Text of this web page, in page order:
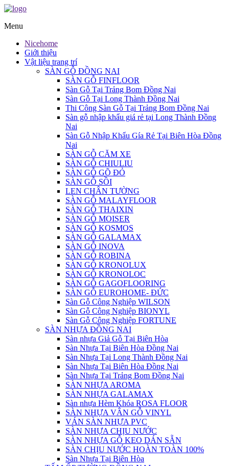
Menu
Nicehome
Giới thiệu
Vật liệu trang trí
SÀN GỖ ĐỒNG NAI
SÀN GỖ FINFLOOR
Sàn Gỗ Tại Trảng Bom Đồng Nai
Sàn Gỗ Tại Long Thành Đồng Nai
Thi Công Sàn Gỗ Tại Trảng Bom Đồng Nai
Sàn gỗ nhập khẩu giá rẻ tại Long Thành Đồng
Nai
Sàn Gỗ Nhập Khẩu Gía Rẻ Tại Biên Hòa Đồng
Nai
SÀN GỖ CĂM XE
SÀN GỖ CHIULIU
SÀN GỖ GÕ ĐỎ
SÀN GỖ SỒI
LEN CHÂN TƯỜNG
SÀN GỖ MALAYFLOOR
SÀN GỖ THAIXIN
SÀN GỖ MOISER
SÀN GỖ KOSMOS
SÀN GỖ GALAMAX
SÀN GỖ INOVA
SÀN GỖ ROBINA
SÀN GỖ KRONOLUX
SÀN GỖ KRONOLOC
SÀN GỖ GAGOFLOORING
SÀN GỖ EUROHOME- ĐỨC
Sàn Gỗ Công Nghiệp WILSON
Sàn Gỗ Công Nghiệp BIONYL
Sàn Gỗ Công Nghiệp FORTUNE
SÀN NHỰA ĐỒNG NAI
Sàn nhựa Giả Gỗ Tại Biên Hòa
Sàn Nhựa Tại Biên Hòa Đồng Nai
Sàn Nhựa Tại Long Thành Đồng Nai
Sàn Nhựa Tại Biên Hòa Đồng Nai
Sàn Nhựa Tại Trảng Bom Đồng Nai
SÀN NHỰA AROMA
SÀN NHỰA GALAMAX
Sàn nhựa Hèm Khóa ROSA FLOOR
SÀN NHỰA VÂN GỖ VINYL
VÁN SÀN NHỰA PVC
SÀN NHỰA CHỊU NƯỚC
SÀN NHỰA GỖ KEO DÁN SẴN
SÀN CHỊU NƯỚC HOÀN TOÀN 100%
Sàn Nhựa Tại Biên Hòa